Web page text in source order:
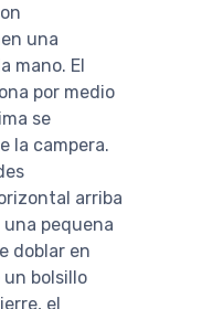
una
mano. El
por medio
se
la campera.
arriba
pequena
doblar en
un bolsillo
el